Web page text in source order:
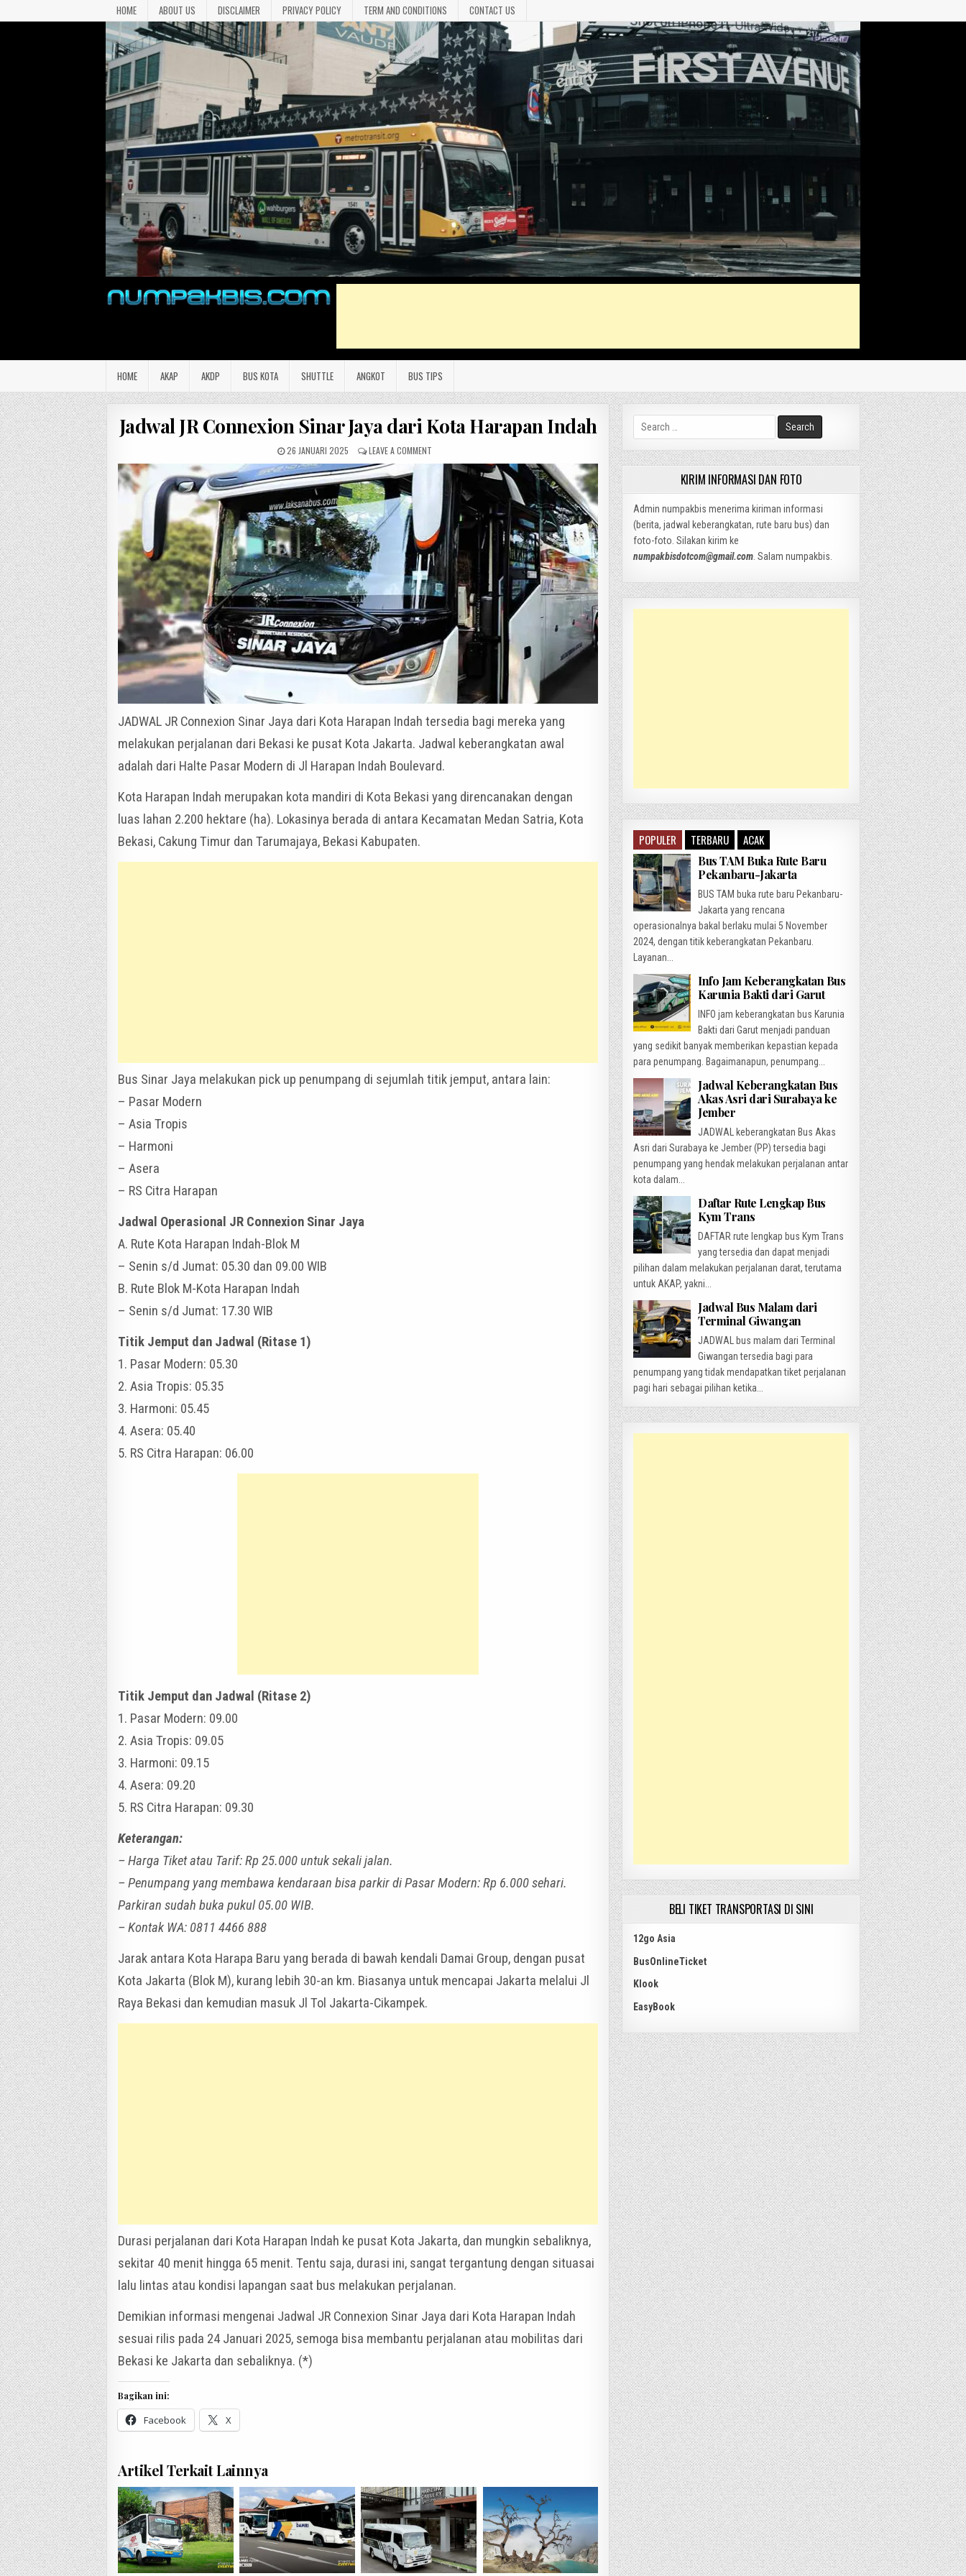
HOME ABOUT US DISCLAIMER PRIVACY POLICY TERM AND CONDITIONS CONTACT US
HOME AKAP AKDP BUS KOTA SHUTTLE ANGKOT BUS TIPS
Jadwal JR Connexion Sinar Jaya dari Kota Harapan Indah
26 JANUARI 2025 LEAVE A COMMENT
JADWAL JR Connexion Sinar Jaya dari Kota Harapan Indah tersedia bagi mereka yang
melakukan perjalanan dari Bekasi ke pusat Kota Jakarta. Jadwal keberangkatan awal
adalah dari Halte Pasar Modern di Jl Harapan Indah Boulevard.
Kota Harapan Indah merupakan kota mandiri di Kota Bekasi yang direncanakan dengan
luas lahan 2.200 hektare (ha). Lokasinya berada di antara Kecamatan Medan Satria, Kota
Bekasi, Cakung Timur dan Tarumajaya, Bekasi Kabupaten.
Bus Sinar Jaya melakukan pick up penumpang di sejumlah titik jemput, antara lain:
– Pasar Modern
– Asia Tropis
– Harmoni
– Asera
– RS Citra Harapan
Jadwal Operasional JR Connexion Sinar Jaya
A. Rute Kota Harapan Indah-Blok M
– Senin s/d Jumat: 05.30 dan 09.00 WIB
B. Rute Blok M-Kota Harapan Indah
– Senin s/d Jumat: 17.30 WIB
Titik Jemput dan Jadwal (Ritase 1)
1. Pasar Modern: 05.30
2. Asia Tropis: 05.35
3. Harmoni: 05.45
4. Asera: 05.40
5. RS Citra Harapan: 06.00
Titik Jemput dan Jadwal (Ritase 2)
1. Pasar Modern: 09.00
2. Asia Tropis: 09.05
3. Harmoni: 09.15
4. Asera: 09.20
5. RS Citra Harapan: 09.30
Keterangan:
– Harga Tiket atau Tarif: Rp 25.000 untuk sekali jalan.
– Penumpang yang membawa kendaraan bisa parkir di Pasar Modern: Rp 6.000 sehari.
Parkiran sudah buka pukul 05.00 WIB.
– Kontak WA: 0811 4466 888
Jarak antara Kota Harapa Baru yang berada di bawah kendali Damai Group, dengan pusat
Kota Jakarta (Blok M), kurang lebih 30-an km. Biasanya untuk mencapai Jakarta melalui Jl
Raya Bekasi dan kemudian masuk Jl Tol Jakarta-Cikampek.
Durasi perjalanan dari Kota Harapan Indah ke pusat Kota Jakarta, dan mungkin sebaliknya,
sekitar 40 menit hingga 65 menit. Tentu saja, durasi ini, sangat tergantung dengan situasai
lalu lintas atau kondisi lapangan saat bus melakukan perjalanan.
Demikian informasi mengenai Jadwal JR Connexion Sinar Jaya dari Kota Harapan Indah
sesuai rilis pada 24 Januari 2025, semoga bisa membantu perjalanan atau mobilitas dari
Bekasi ke Jakarta dan sebaliknya. (*)
Bagikan ini:
Facebook X
Artikel Terkait Lainnya
Search
for:
KIRIM INFORMASI DAN FOTO
Admin numpakbis menerima kiriman informasi
(berita, jadwal keberangkatan, rute baru bus) dan
foto-foto. Silakan kirim ke
numpakbisdotcom@gmail.com . Salam numpakbis.
POPULER TERBARU ACAK
Bus TAM Buka Rute Baru
Pekanbaru-Jakarta
BUS TAM buka rute baru Pekanbaru-
Jakarta yang rencana
operasionalnya bakal berlaku mulai 5 November
2024, dengan titik keberangkatan Pekanbaru.
Layanan...
Info Jam Keberangkatan Bus
Karunia Bakti dari Garut
INFO jam keberangkatan bus Karunia
Bakti dari Garut menjadi panduan
yang sedikit banyak memberikan kepastian kepada
para penumpang. Bagaimanapun, penumpang...
Jadwal Keberangkatan Bus
Akas Asri dari Surabaya ke
Jember
JADWAL keberangkatan Bus Akas
Asri dari Surabaya ke Jember (PP) tersedia bagi
penumpang yang hendak melakukan perjalanan antar
kota dalam...
Daftar Rute Lengkap Bus
Kym Trans
DAFTAR rute lengkap bus Kym Trans
yang tersedia dan dapat menjadi
pilihan dalam melakukan perjalanan darat, terutama
untuk AKAP, yakni...
Jadwal Bus Malam dari
Terminal Giwangan
JADWAL bus malam dari Terminal
Giwangan tersedia bagi para
penumpang yang tidak mendapatkan tiket perjalanan
pagi hari sebagai pilihan ketika...
BELI TIKET TRANSPORTASI DI SINI
12go Asia
BusOnlineTicket
Klook
EasyBook